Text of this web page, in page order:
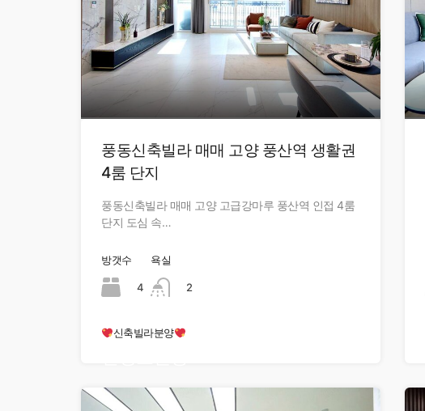
풍동신축빌라 매매 고양 풍산역 생활권
4룸 단지
풍동신축빌라 매매 고양 고급강마루 풍산역 인접 4룸
단지 도심 속…
방갯수
4
욕실
2
신축빌라분양